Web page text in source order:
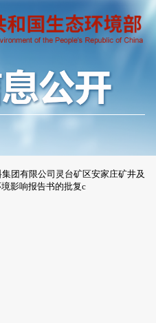
团有限公司灵台矿区安家庄矿井及
影响报告书的批复c